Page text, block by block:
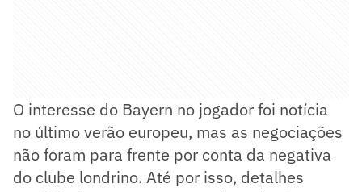
O interesse do Bayern no jogador foi notícia
no último verão europeu, mas as negociações
não foram para frente por conta da negativa
do clube londrino. Até por isso, detalhes